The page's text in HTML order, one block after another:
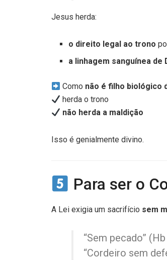
Jesus herda:
o direito legal ao trono
a linhagem sanguínea de
Como não é filho biológico
herda o trono
não herda a maldição
Isso é genialmente divino.
Para ser o
A Lei exigia um sacrifício sem
“Sem pecado”
“Cordeiro sem